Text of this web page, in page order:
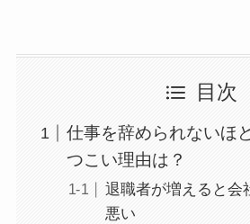
目次
仕事を辞められないほ
つこい理由は？
退職者が増えると会
悪い